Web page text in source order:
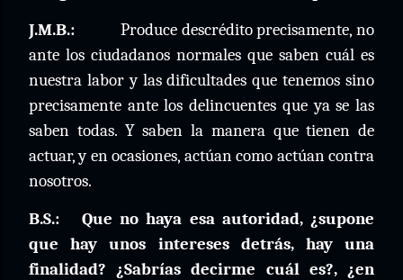
J.M.B.:
Produce descrédito precisamente, no
ante los ciudadanos normales que saben cuál es
nuestra labor y las dificultades que tenemos sino
precisamente ante los delincuentes que ya se las
saben todas. Y saben la manera que tienen de
actuar, y en ocasiones, actúan como actúan contra
nosotros.
B.S.:
Que no haya esa autoridad, ¿supone
que hay unos intereses detrás, hay una
finalidad? ¿Sabrías decirme cuál es?, ¿en